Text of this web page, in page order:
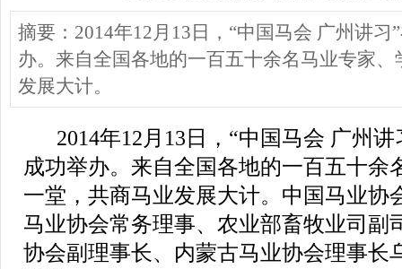
摘要：2014年12月13日，“中国马会 广州讲习
办。来自全国各地的一百五十余名马业专家
发展大计。
2014年12 月 13 日，“中国马会 广州讲
成功举办。来自全国各地的一百五十余
一堂，共商马业发展大计。中国马业协
马业协会常务理事、农业部畜牧业司副
协会副理事长、内蒙古马业协会理事长